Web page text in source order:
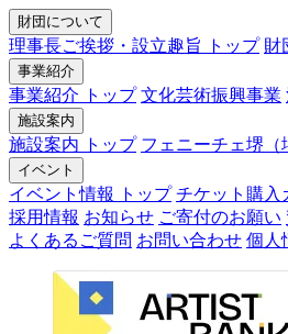
財団について
理事長ご挨拶・設立趣旨 トップ 財
事業紹介
事業紹介 トップ 文化芸術振興事業
施設案内
施設案内 トップ フェニーチェ堺（
イベント
イベント情報 トップ チケット購入
採用情報 お知らせ ご寄付のお願い
よくあるご質問 お問い合わせ 個人